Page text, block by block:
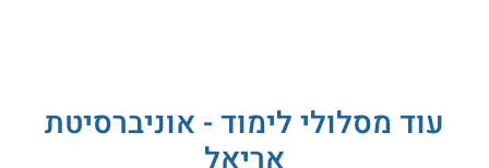
תכנית הלימודים
עוד מסלולי לימוד - אוניברסיטת